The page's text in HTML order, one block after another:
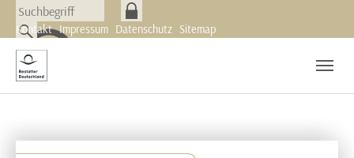
Skip to main navigation
Zum Hauptinhalt springen
Skip to page footer
Kontakt Impressum Datenschutz Sitemap